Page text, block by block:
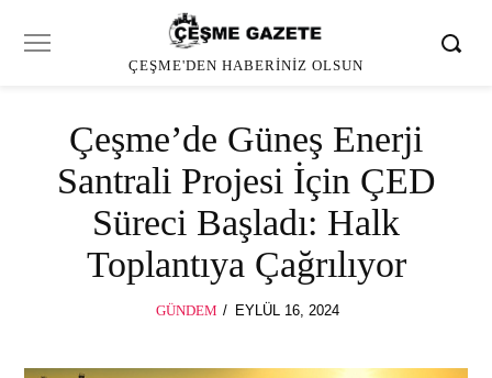
ÇEŞME'DEN HABERINIZ OLSUN
Çeşme’de Güneş Enerji
Santrali Projesi İçin ÇED
Süreci Başladı: Halk
Toplantıya Çağrılıyor
GÜNDEM
POSTED
EYLÜL 16, 2024EYLÜL